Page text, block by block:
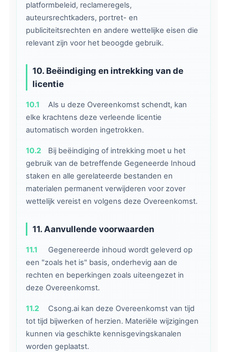
platformbeleid, reclameregels,
auteursrechtkaders, portret- en
publiciteitsrechten en andere wettelijke eisen die
relevant zijn voor het beoogde gebruik.
10. Beëindiging en intrekking van de
licentie
10.1
Als u deze Overeenkomst schendt, kan
elke krachtens deze verleende licentie
automatisch worden ingetrokken.
10.2
Bij beëindiging of intrekking moet u het
gebruik van de betreffende Gegeneerde Inhoud
staken en alle gerelateerde bestanden en
materialen permanent verwijderen voor zover
wettelijk vereist en volgens deze Overeenkomst.
11. Aanvullende voorwaarden
11.1
Gegenereerde inhoud wordt geleverd op
een "zoals het is" basis, onderhevig aan de
rechten en beperkingen zoals uiteengezet in
deze Overeenkomst.
11.2
Csong.ai kan deze Overeenkomst van tijd
tot tijd bijwerken of herzien. Materiële wijzigingen
kunnen via geschikte kennisgevingskanalen
worden geplaatst.